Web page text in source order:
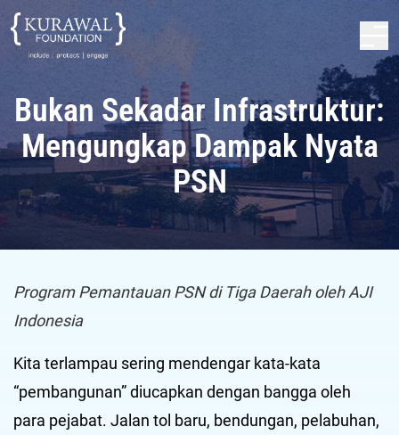
Bukan Sekadar Infrastruktur:
Mengungkap Dampak Nyata
PSN
Program Pemantauan PSN di Tiga Daerah oleh AJI
Indonesia
Kita terlampau sering mendengar kata-kata
“pembangunan” diucapkan dengan bangga oleh
para pejabat. Jalan tol baru, bendungan, pelabuhan,